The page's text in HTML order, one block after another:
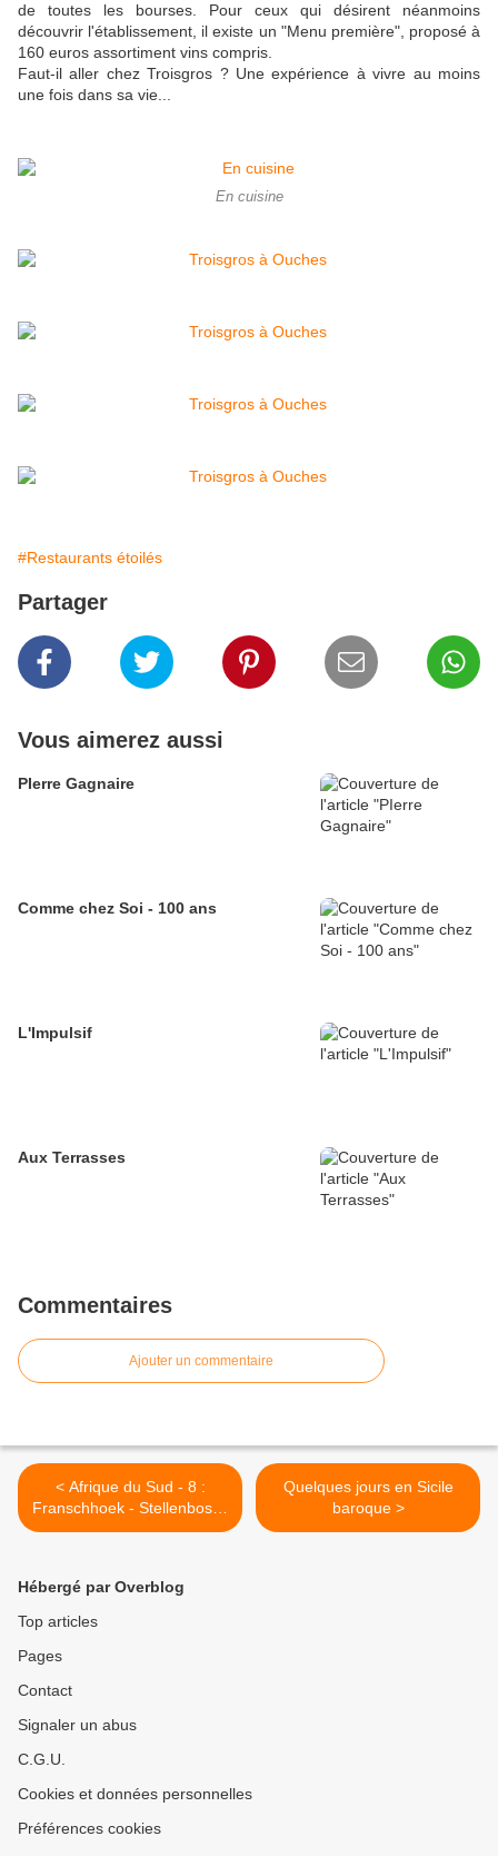
de toutes les bourses. Pour ceux qui désirent néanmoins
découvrir l'établissement, il existe un "Menu première", proposé à
160 euros assortiment vins compris.
Faut-il aller chez Troisgros ? Une expérience à vivre au moins
une fois dans sa vie...
En cuisine
#Restaurants étoilés
Partager
Vous aimerez aussi
PIerre Gagnaire
Comme chez Soi - 100 ans
L'Impulsif
Aux Terrasses
Commentaires
Ajouter un commentaire
< Afrique du Sud - 8 :
Franschhoek - Stellenbosch
- Le Cap
Quelques jours en Sicile
baroque >
Hébergé par Overblog
Top articles
Pages
Contact
Signaler un abus
C.G.U.
Cookies et données personnelles
Préférences cookies